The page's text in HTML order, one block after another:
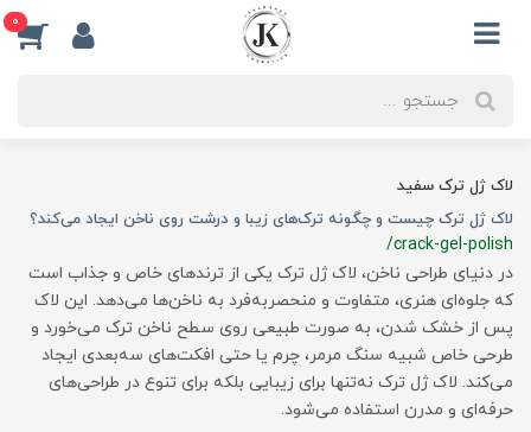
0
لاک ژل ترک سفید
لاک ژل ترک چیست و چگونه ترک‌های زیبا و درشت روی ناخن ایجاد می‌کند؟
/crack-gel-polish
در دنیای طراحی ناخن، لاک ژل ترک یکی از ترندهای خاص و جذاب است
که جلوه‌ای هنری، متفاوت و منحصر‌به‌فرد به ناخن‌ها می‌دهد. این لاک
پس از خشک شدن، به صورت طبیعی روی سطح ناخن ترک می‌خورد و
طرحی خاص شبیه سنگ مرمر، چرم یا حتی افکت‌های سه‌بعدی ایجاد
می‌کند. لاک ژل ترک نه‌تنها برای زیبایی بلکه برای تنوع در طراحی‌های
حرفه‌ای و مدرن استفاده می‌شود.